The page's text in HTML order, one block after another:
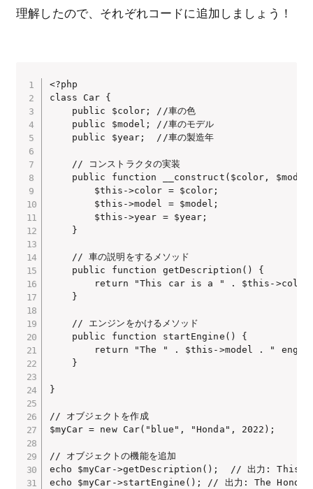
理解したので、それぞれコードに追加しましょう！
<?php
class Car {
    public $color; //車の色
    public $model; //車のモデル
    public $year;  //車の製造年
    // コンストラクタの実装
public function __construct($color,
        $this->color = $color;
        $this->model = $model;
        $this->year = $year;
    }
    // 車の説明をするメソッド
    public function getDescription() {
return "This car is a " . $this-
    }
    // エンジンをかけるメソッド
    public function startEngine() {
return "The " . $this->model . "
    }
}
// オブジェクトを作成
$myCar = new Car("blue", "Honda", 2022);
// オブジェクトの機能を追加
echo $myCar->getDescription();  // 出力: This
echo $myCar->startEngine(); // 出力: The